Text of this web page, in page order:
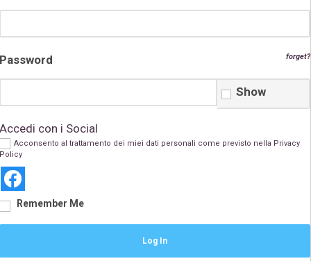
Password forget?
Show
Accedi con i Social
Acconsento al trattamento dei miei dati personali come previsto nella Privacy
Policy
Remember Me